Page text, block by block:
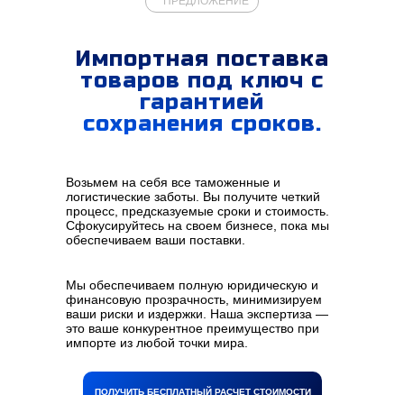
Импортная поставка
товаров под ключ с
гарантией
сохранения сроков.
Мы обеспечиваем полную юридическую и
финансовую прозрачность, минимизируем
ваши риски и издержки. Наша экспертиза —
это ваше конкурентное преимущество при
импорте из любой точки мира.
Возьмем на себя все таможенные и
логистические заботы. Вы получите четкий
процесс, предсказуемые сроки и стоимость.
Сфокусируйтесь на своем бизнесе, пока мы
обеспечиваем ваши поставки.
ПОЛУЧИТЬ БЕСПЛАТНЫЙ РАСЧЕТ СТОИМОСТИ